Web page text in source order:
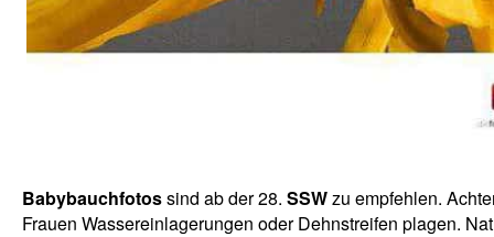
Babybauchfotossind ab der 28. SSWzu empfehlen.
Frauen Wassereinlagerungen oder Dehnstreifen plagen.